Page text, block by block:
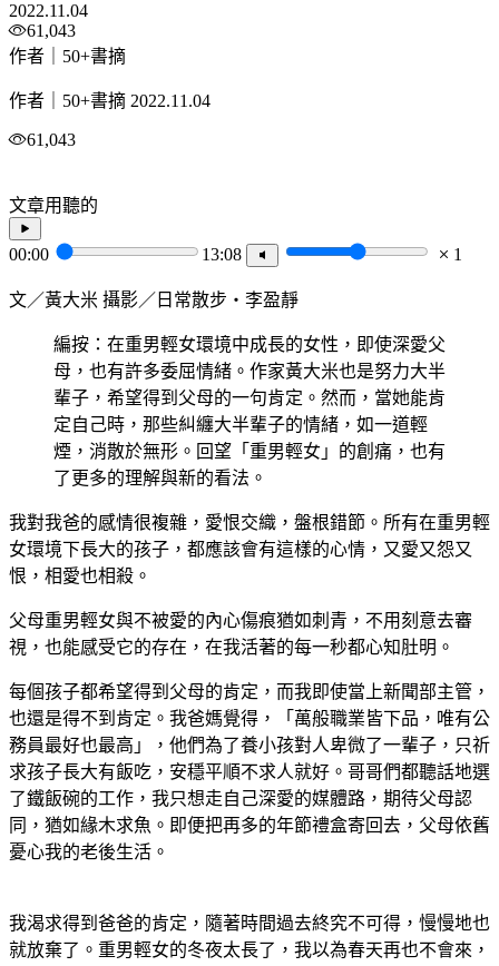
2022.11.04
61,043
作者｜50+書摘
作者｜50+書摘 2022.11.04
61,043
文章用聽的
00:00 13:08 1
文／黃大米 攝影／日常散步・李盈靜
編按：在重男輕女環境中成長的女性，即使深愛父
母，也有許多委屈情緒。作家黃大米也是努力大半
輩子，希望得到父母的一句肯定。然而，當她能肯
定自己時，那些糾纏大半輩子的情緒，如一道輕
煙，消散於無形。回望「重男輕女」的創痛，也有
了更多的理解與新的看法。
我對我爸的感情很複雜，愛恨交織，盤根錯節。所有在重男輕
女環境下長大的孩子，都應該會有這樣的心情，又愛又怨又
恨，相愛也相殺。
父母重男輕女與不被愛的內心傷痕猶如刺青，不用刻意去審
視，也能感受它的存在，在我活著的每一秒都心知肚明。
每個孩子都希望得到父母的肯定，而我即使當上新聞部主管，
也還是得不到肯定。我爸媽覺得，「萬般職業皆下品，唯有公
務員最好也最高」，他們為了養小孩對人卑微了一輩子，只祈
求孩子長大有飯吃，安穩平順不求人就好。哥哥們都聽話地選
了鐵飯碗的工作，我只想走自己深愛的媒體路，期待父母認
同，猶如緣木求魚。即便把再多的年節禮盒寄回去，父母依舊
憂心我的老後生活。
我渴求得到爸爸的肯定，隨著時間過去終究不可得，慢慢地也
就放棄了。重男輕女的冬夜太長了，我以為春天再也不會來，